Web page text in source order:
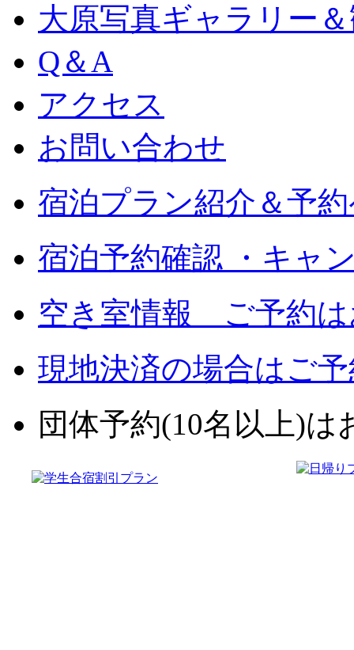
大原写真ギャラリー
Q＆A
アクセス
お問い合わせ
宿泊プラン紹介＆予
宿泊予約確認 ・キャ
空き室情報 ご予約は
現地決済の場合はご
団体予約(10名以上)は